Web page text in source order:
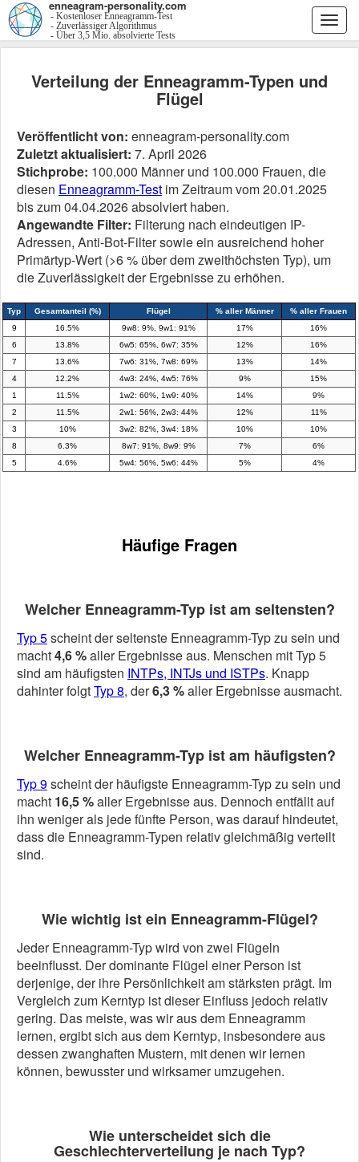
enneagram-personality.com
- Kostenloser Enneagramm-Test
- Zuverlässiger Algorithmus
- Über 3,5 Mio. absolvierte Tests
Verteilung der Enneagramm-Typen und
Flügel
Veröffentlicht von: enneagram-personality.com
Zuletzt aktualisiert: 7. April 2026
Stichprobe: 100.000 Männer und 100.000 Frauen, die
diesen Enneagramm-Test im Zeitraum vom 20.01.2025
bis zum 04.04.2026 absolviert haben.
Angewandte Filter: Filterung nach eindeutigen IP-
Adressen, Anti-Bot-Filter sowie ein ausreichend hoher
Primärtyp-Wert (>6 % über dem zweithöchsten Typ), um
die Zuverlässigkeit der Ergebnisse zu erhöhen.
Typ Gesamtanteil (%) Flügel % aller Männer
% aller Frauen
9
16.5% 9w8: 9%, 9w1: 91% 17%
16%
6
13.8% 6w5: 65%, 6w7: 35% 12%
16%
7
13.6% 7w6: 31%, 7w8: 69% 13%
14%
4
12.2% 4w3: 24%, 4w5: 76% 9%
15%
1
11.5% 1w2: 60%, 1w9: 40% 14%
9%
2
11.5% 2w1: 56%, 2w3: 44% 12%
11%
3
10% 3w2: 82%, 3w4: 18% 10%
10%
8
6.3% 8w7: 91%, 8w9: 9% 7%
6%
5
4.6% 5w4: 56%, 5w6: 44% 5% 4%
Häufige Fragen
Welcher Enneagramm-Typ ist am seltensten?
Typ 5scheint der seltenste Enneagramm-Typ zu sein und
macht4,6 %aller Ergebnisse aus. Menschen mit Typ 5
sind am häufigsten INTPs, INTJs und ISTPs. Knapp
dahinter folgtTyp 8, der6,3 %aller Ergebnisse ausmacht.
Welcher Enneagramm-Typ ist am häufigsten?
Typ 9scheint der häufigste Enneagramm-Typ zu sein und
macht 16,5 %aller Ergebnisse aus. Dennoch entfällt auf
ihn weniger als jede fünfte Person, was darauf hindeutet,
dass die Enneagramm-Typen relativ gleichmäßig verteilt
sind.
Wie wichtig ist ein Enneagramm-Flügel?
Jeder Enneagramm-Typ wird von zwei Flügeln
beeinflusst. Der dominante Flügel einer Person ist
derjenige, der ihre Persönlichkeit am stärksten prägt. Im
Vergleich zum Kerntyp ist dieser Einfluss jedoch relativ
gering. Das meiste, was wir aus dem Enneagramm
lernen, ergibt sich aus dem Kerntyp, insbesondere aus
dessen zwanghaften Mustern, mit denen wir lernen
können, bewusster und wirksamer umzugehen.
Wie unterscheidet sich die
Geschlechterverteilung je nach Typ?